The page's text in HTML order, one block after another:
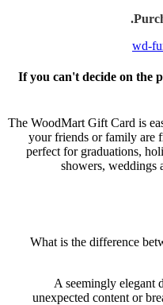
If you can't decide on the
The WoodMart Gift Card is
your friends or family are
perfect for graduations,
showers, weddings
What is the difference
A seemingly elegant
unexpected content or